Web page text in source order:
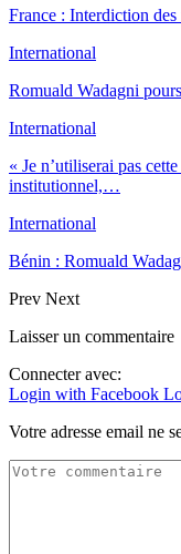
France : Interdiction
International
Romuald Wadagni
International
« Je n’utiliserai pas
institutionnel,…
International
Bénin : Romuald
Prev Next
Laisser un commentaire
Connecter avec:
Login with Facebook
Votre adresse email ne